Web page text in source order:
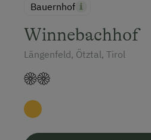
Bauernhof
Winnebachhof
Längenfeld, Ötztal, Tirol